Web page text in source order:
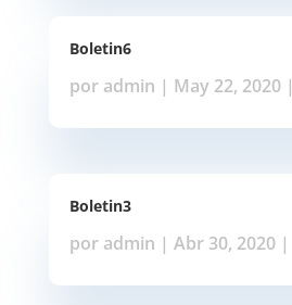
Boletin6
por admin | May 22, 2020|
Boletin3
por admin | Abr 30, 2020|